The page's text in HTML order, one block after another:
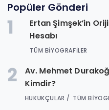
Popüler Gönderi
1
Ertan Şimşek’in
Hesabı
TÜM BIYOGRAFILER
2
Av. Mehmet
Kimdir?
HUKUKÇULAR TÜM